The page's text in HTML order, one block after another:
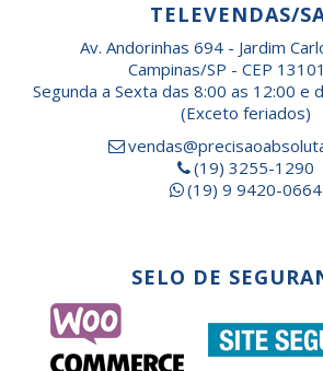
TELEVENDAS/
Av. Andorinhas 694 - Jardim
Campinas/SP - CEP
Segunda a Sexta das 8:00 as 12:00 e
(Exceto feriados)
(19) 3255-1290
(19) 9 9420-0664
SELO DE